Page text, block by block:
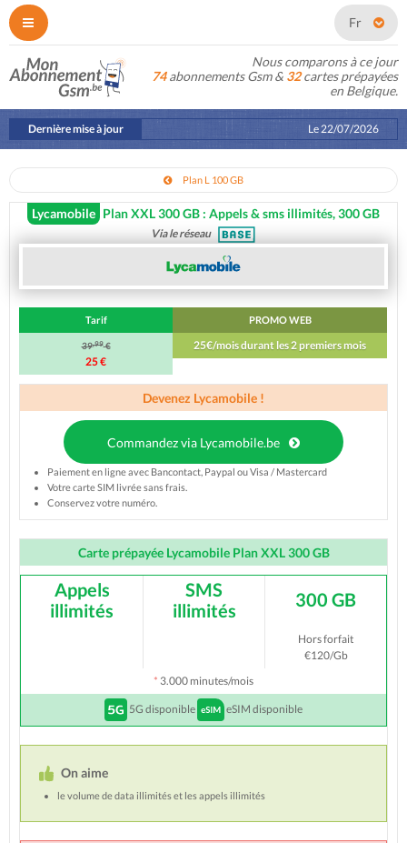
Fr
Nous comparons à ce jour
74abonnements Gsm & 32cartes prépayées
en Belgique.
Dernière mise à jour Le22/07/2026
Plan L 100 GB
Lycamobile Plan XXL 300 GB : Appels & sms illimités, 300 GB
Via le réseau
Tarif
39,99€
25 €
PROMO WEB
25€/mois durant les 2 premiers mois
Devenez Lycamobile !
Paiement en ligne avec Bancontact, Paypal ou Visa / Mastercard
Votre carte SIM livrée sans frais.
Conservez votre numéro.
Commandez via Lycamobile.be
Carte prépayée Lycamobile Plan XXL 300 GB
Appels
illimités
SMS
illimités
300 GB
Hors forfait
€120/Gb
* 3.000 minutes/mois
5G disponible eSIM disponible
On aime
le volume de data illimités et les appels illimités